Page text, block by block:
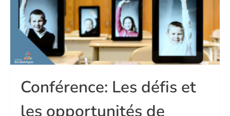
Conférence: Les défis et
les opportunités de